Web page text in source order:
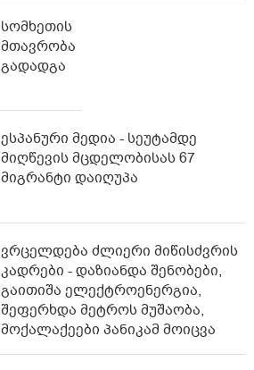
სომხეთის
მთავრობა
გადადგა
ესპანური მედია - სეუტამდე
მიღწევის მცდელობისას 67
მიგრანტი დაიღუპა
ვრცელდება ძლიერი მიწისძვრის
კადრები - დაზიანდა შენობები,
გაითიშა ელექტროენერგია,
შეფერხდა მეტროს მუშაობა,
მოქალაქეები პანიკამ მოიცვა